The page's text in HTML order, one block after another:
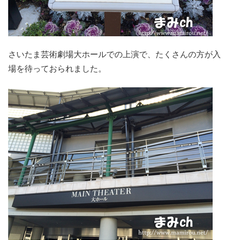
さいたま芸術劇場大ホールでの上演で、たくさんの方が入
場を待っておられました。